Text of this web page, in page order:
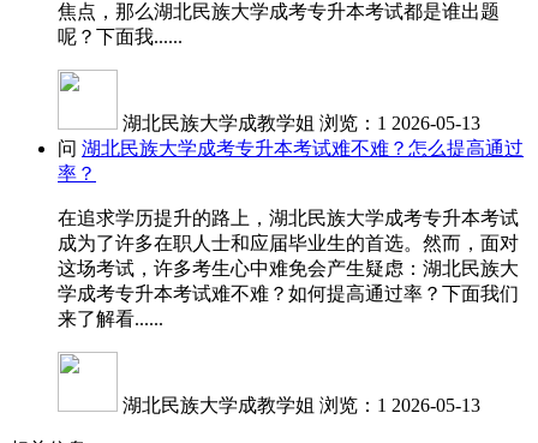
焦点，那么湖北民族大学成考专升本考试都是谁出题
呢？下面我......
湖北民族大学成教学姐 浏览：1 2026-05-13
问 湖北民族大学成考专升本考试难不难？怎么提高通过
率？
在追求学历提升的路上，湖北民族大学成考专升本考试
成为了许多在职人士和应届毕业生的首选。然而，面对
这场考试，许多考生心中难免会产生疑虑：湖北民族大
学成考专升本考试难不难？如何提高通过率？下面我们
来了解看......
湖北民族大学成教学姐 浏览：1 2026-05-13